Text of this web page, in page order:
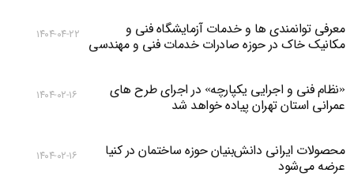
معرفی توانمندی ها و خدمات آزمایشگاه فنی و
مکانیک خاک در حوزه صادرات خدمات فنی و مهندسی
۱۴۰۴-۰۴-۲۲
«نظام فنی و اجرایی یکپارچه» در اجرای طرح های
عمرانی استان تهران پیاده خواهد شد
۱۴۰۴-۰۲-۱۶
محصولات ایرانی دانش‌بنیان‌ حوزه ساختمان در کنیا
عرضه می‌شود
۱۴۰۴-۰۲-۱۶